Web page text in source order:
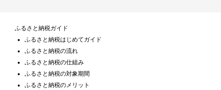
ふるさと納税ガイド
ふるさと納税はじめてガイド
ふるさと納税の流れ
ふるさと納税の仕組み
ふるさと納税の対象期間
ふるさと納税のメリット